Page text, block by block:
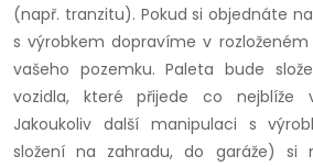
(např. tranzitu). Pokud si objednáte
s výrobkem dopravíme v
vašeho pozemku. Paleta bude
vozidla, které přijede co nejblíže
Jakoukoliv další manipulaci s
složení na zahradu, do garáže) si